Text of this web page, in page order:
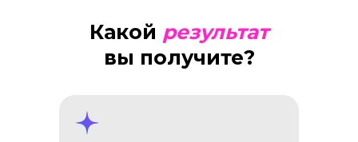
Какой результат
вы получите?